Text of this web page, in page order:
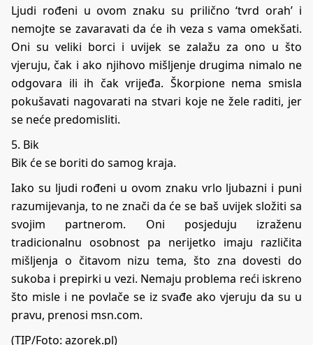
Ljudi rođeni u ovom znaku su prilično ‘tvrd orah’ i
nemojte se zavaravati da će ih veza s vama omekšati.
Oni su veliki borci i uvijek se zalažu za ono u što
vjeruju, čak i ako njihovo mišljenje drugima nimalo ne
odgovara ili ih čak vrijeđa. Škorpione nema smisla
pokušavati nagovarati na stvari koje ne žele raditi, jer
se neće predomisliti.
5. Bik
Bik će se boriti do samog kraja.
Iako su ljudi rođeni u ovom znaku vrlo ljubazni i puni
razumijevanja, to ne znači da će se baš uvijek složiti sa
svojim partnerom. Oni posjeduju izraženu
tradicionalnu osobnost pa nerijetko imaju različita
mišljenja o čitavom nizu tema, što zna dovesti do
sukoba i prepirki u vezi. Nemaju problema reći iskreno
što misle i ne povlače se iz svađe ako vjeruju da su u
pravu, prenosi msn.com.
(TIP/Foto: azorek.pl)